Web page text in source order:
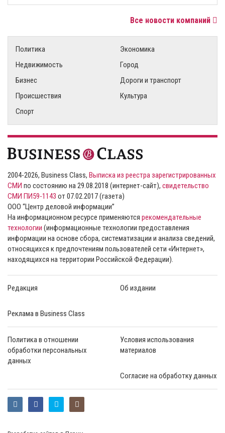
Все новости компаний
Политика
Экономика
Недвижимость
Город
Бизнес
Дороги и транспорт
Происшествия
Культура
Спорт
2004-2026, Business Class, Выписка из реестра зарегистрированных
СМИ по состоянию на 29.08.2018 (интернет-сайт), свидетельство
СМИ ПИ59-1143 от 07.02.2017 (газета)
ООО “Центр деловой информации”
На информационном ресурсе применяются рекомендательные
технологии (информационные технологии предоставления
информации на основе сбора, систематизации и анализа сведений,
относящихся к предпочтениям пользователей сети «Интернет»,
находящихся на территории Российской Федерации).
Редакция Об издании
Реклама в Business Class
Политика в отношении
обработки персональных
данных
Условия использования
материалов
Согласие на обработку данных